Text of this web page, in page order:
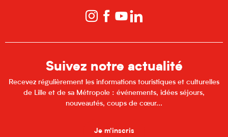
Suivez notre actualité
Recevez régulièrement les informations touristiques et culturelles
de Lille et de sa Métropole : événements, idées séjours,
nouveautés, coups de cœur...
Je m'inscris